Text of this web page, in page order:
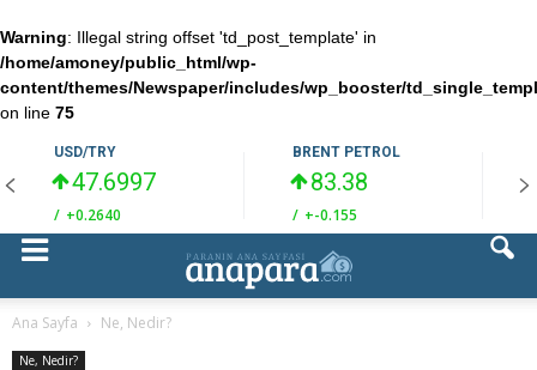
Warning: Illegal string offset 'td_post_template' in
/home/amoney/public_html/wp-
content/themes/Newspaper/includes/wp_booster/
on line 75
USD/TRY
47.6997
/ +0.2640
BRENT PETROL
83.38
/ +-0.155
Ana Sayfa Ne, Nedir?
Ne, Nedir?